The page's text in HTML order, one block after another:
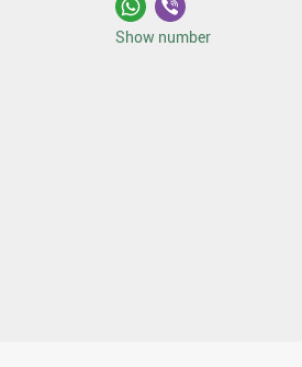
Show number